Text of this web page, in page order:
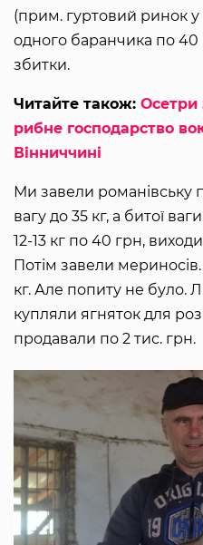
(прим. гуртовий ринок
одного баранчика по 40
збитки.
Читайте також: Осетри
рибне господарство
Вінниччині
Ми завели романівську
вагу до 35 кг, а битої
12-13 кг по 40 грн,
Потім завели
кг. Але попиту не було.
купляли ягняток для
продавали по 2 тис. грн.